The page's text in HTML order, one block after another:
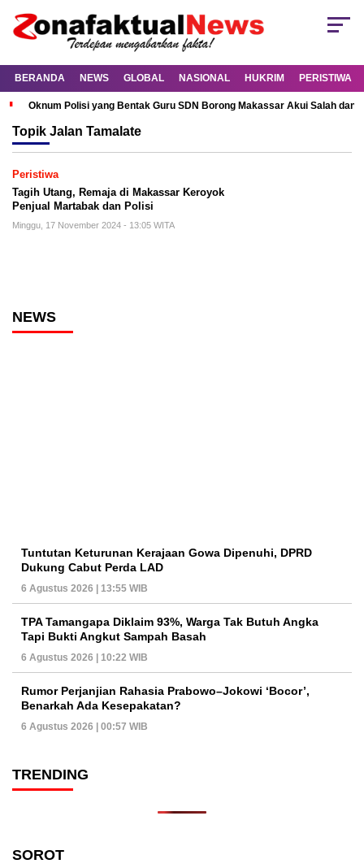
BERANDA NEWS GLOBAL NASIONAL HUKRIM PERISTIWA
Oknum Polisi yang Bentak Guru SDN Borong Makassar Akui Salah dan
Topik Jalan Tamalate
Peristiwa
Tagih Utang, Remaja di Makassar Keroyok
Penjual Martabak dan Polisi
Minggu, 17 November 2024 - 13:05 WITA
NEWS
Tuntutan Keturunan Kerajaan Gowa Dipenuhi, DPRD
Dukung Cabut Perda LAD
6 Agustus 2026 | 13:55 WIB
TPA Tamangapa Diklaim 93%, Warga Tak Butuh Angka
Tapi Bukti Angkut Sampah Basah
6 Agustus 2026 | 10:22 WIB
Rumor Perjanjian Rahasia Prabowo–Jokowi ‘Bocor’,
Benarkah Ada Kesepakatan?
6 Agustus 2026 | 00:57 WIB
TRENDING
SOROT